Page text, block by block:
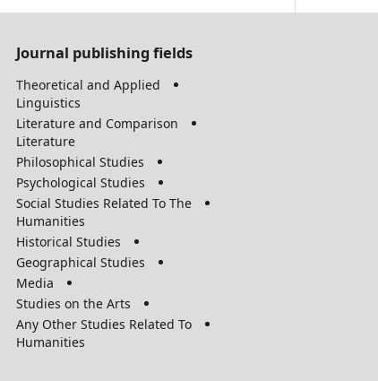
Journal publishing fields
Theoretical and Applied
Linguistics
Literature and Comparison
Literature
Philosophical Studies
Psychological Studies
Social Studies Related To The
Humanities
Historical Studies
Geographical Studies
Media
Studies on the Arts
Any Other Studies Related To
Humanities